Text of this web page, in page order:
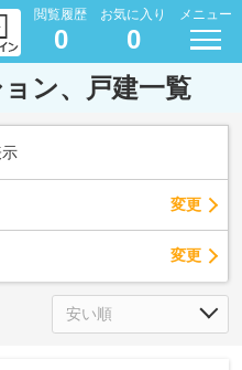
閲覧履歴
0
お気に入り
0
メニュー
ン、戸建一覧
変更
変更